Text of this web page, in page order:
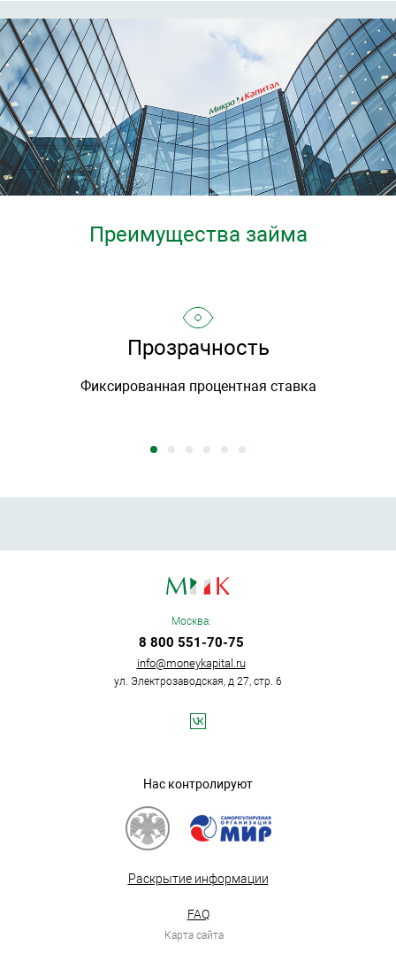
Преимущества займа
Прозрачность
Фиксированная процентная ставка
Москва:
8 800 551-70-75
info@moneykapital.ru
ул. Электрозаводская, д 27, стр. 6
Нас контролируют
Раскрытие информации
FAQ
Карта сайта